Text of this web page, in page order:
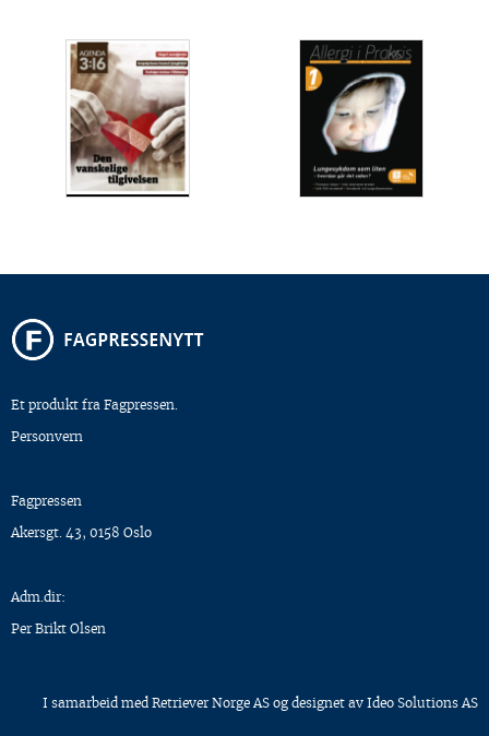
Et produkt fra Fagpressen.
Personvern
Fagpressen
Akersgt. 43, 0158 Oslo
Adm.dir:
Per Brikt Olsen
I samarbeid med Retriever Norge AS og designet av Ideo Solutions AS